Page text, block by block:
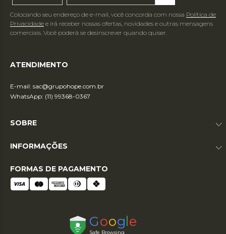
Colocando seu endereço de e-mail, você concorda com nossa Política de
Privacidade e irá receber nossas ofertas, novidades e outras mensagens
comerciais. Você poderá se desinscrever quando quiser.
ATENDIMENTO
E-mail: sac@grupohope.com.br
WhatsApp: (11) 99368-0367
SOBRE
INFORMAÇÕES
FORMAS DE PAGAMENTO